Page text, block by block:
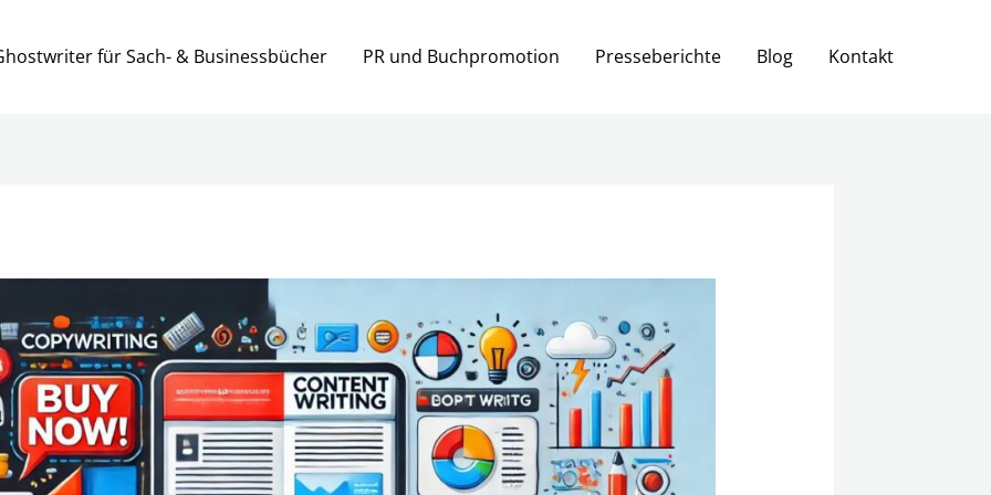
für Sach- & Businessbücher PR und Buchpromotion Presseberichte Blog Kontakt